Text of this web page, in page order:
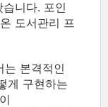
니다. 포인
도서관리 프
는 본격적인
게 구현하는